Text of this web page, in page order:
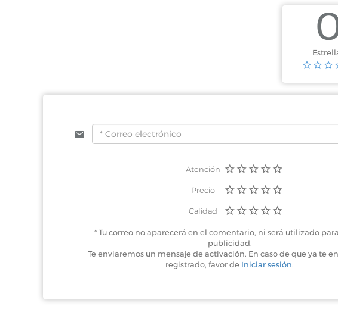
Atención
Precio
Calidad
* Tu correo no aparecerá en el comentario, ni será utilizado
publicidad.
Te enviaremos un mensaje de activación. En caso de que ya te
registrado, favor de Iniciar sesión.